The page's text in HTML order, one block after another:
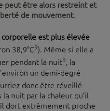
peut être alors restreint et
de mouvement.
est plus élevée
38,9°C9). Même si elle a
pendant la nuit9, la
un demi-degré
donc être réveillé
la nuit par la chaleur qu’il
dort extrêmement proche